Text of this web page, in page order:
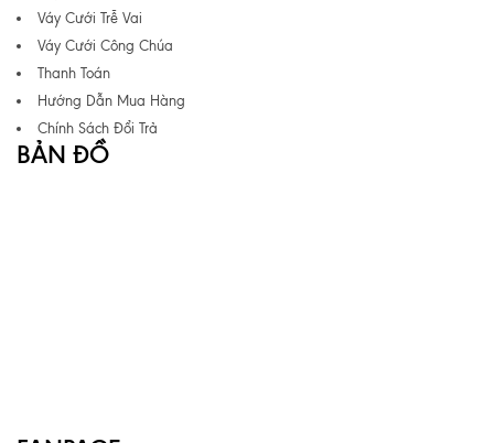
Váy Cưới Trễ Vai
Váy Cưới Công Chúa
Thanh Toán
Hướng Dẫn Mua Hàng
Chính Sách Đổi Trả
BẢN ĐỒ